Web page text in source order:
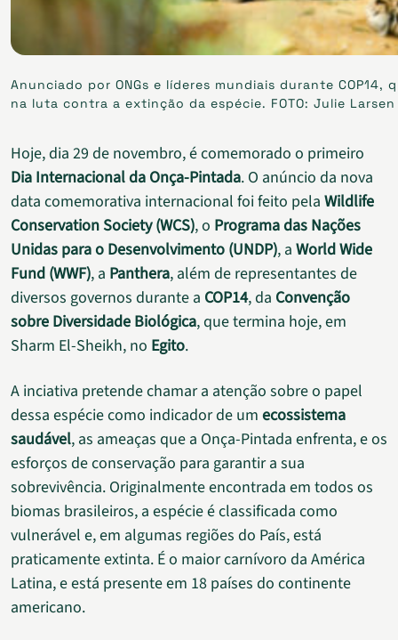
Anunciado por ONGs e líderes mundiais durante
na luta contra a extinção da espécie. FOTO: Julie Larsen
Hoje, dia 29 de novembro, é comemorado o primeiro
Dia Internacional da Onça-Pintada. O anúncio da nova
data comemorativa internacional foi feito pela Wildlife
Conservation Society (WCS), o Programa das Nações
Unidas para o Desenvolvimento (UNDP), a World Wide
Fund (WWF), a Panthera, além de representantes de
diversos governos durante a COP14, da Convenção
sobre Diversidade Biológica, que termina hoje, em
Sharm El-Sheikh, no Egito.
A inciativa pretende chamar a atenção sobre o papel
dessa espécie como indicador de um ecossistema
saudável, as ameaças que a Onça-Pintada enfrenta, e os
esforços de conservação para garantir a sua
sobrevivência. Originalmente encontrada em todos os
biomas brasileiros, a espécie é classificada como
vulnerável e, em algumas regiões do País, está
praticamente extinta. É o maior carnívoro da América
Latina, e está presente em 18 países do continente
americano.